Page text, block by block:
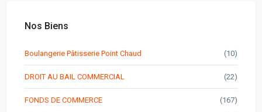
Nos Biens
Boulangerie Pâtisserie Point Chaud (10)
DROIT AU BAIL COMMERCIAL (22)
FONDS DE COMMERCE (167)